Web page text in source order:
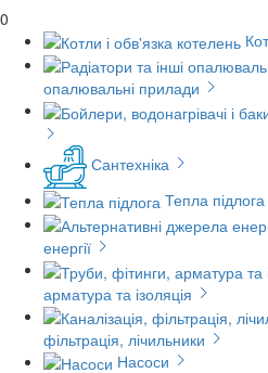
0
опалювальні прилади
Сантехніка
Тепла підлога
енергії
арматура та ізоляція
фільтрація, лічильники
Насоси